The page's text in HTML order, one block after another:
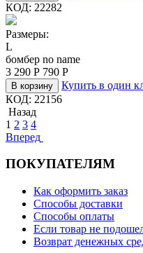
КОД: 22282
Размеры:
L
бомбер no name
3 290 Р 790 Р
В корзину
Купить в один
КОД: 22156
Назад
1 2 3 4
Вперед
ПОКУПАТЕЛЯМ
Как оформить заказ
Способы доставки
Способы оплаты
Если товар не
Возврат денежных